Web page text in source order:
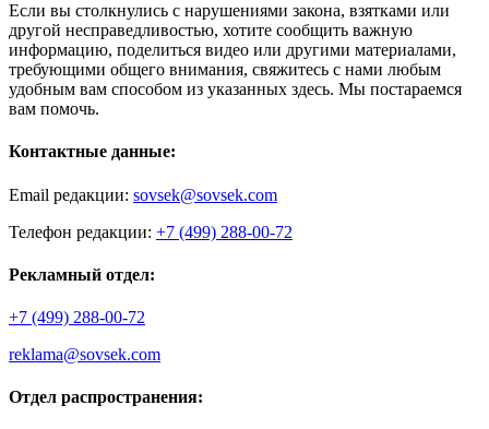
Если вы столкнулись с нарушениями закона, взятками или
другой несправедливостью, хотите сообщить важную
информацию, поделиться видео или другими материалами,
требующими общего внимания, свяжитесь с нами любым
удобным вам способом из указанных здесь. Мы постараемся
вам помочь.
Контактные данные:
Email редакции: sovsek@sovsek.com
Телефон редакции: +7 (499) 288-00-72
Рекламный отдел:
+7 (499) 288-00-72
reklama@sovsek.com
Отдел распространения: